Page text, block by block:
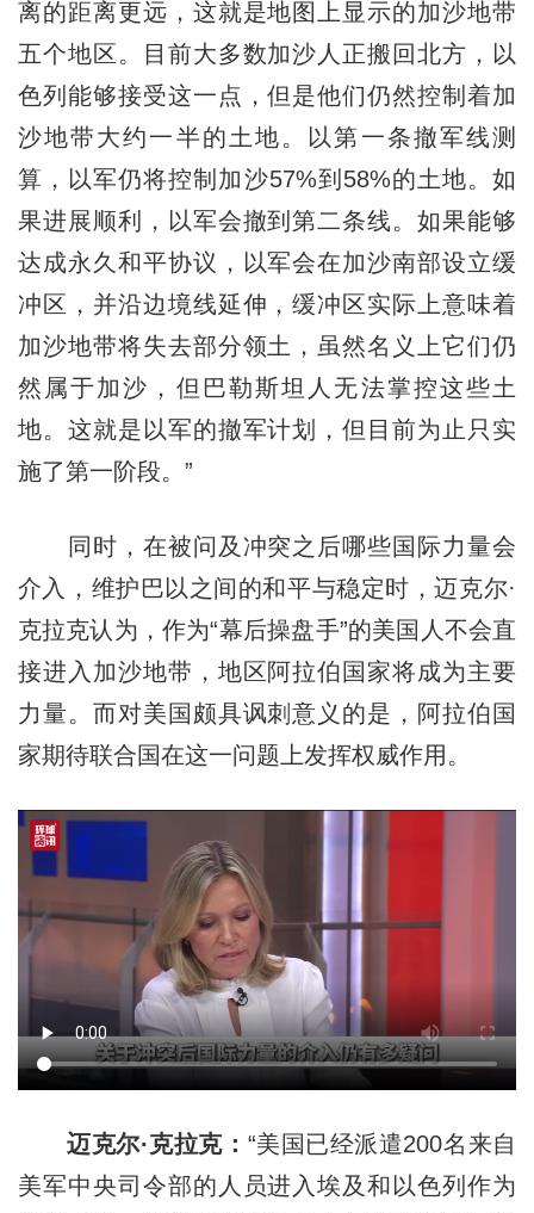
离的距离更远，这就是地图上显示的加沙地带
五个地区。目前大多数加沙人正搬回北方，以
色列能够接受这一点，但是他们仍然控制着加
沙地带大约一半的土地。以第一条撤军线测
算，以军仍将控制加沙57%到58%的土地。如
果进展顺利，以军会撤到第二条线。如果能够
达成永久和平协议，以军会在加沙南部设立缓
冲区，并沿边境线延伸，缓冲区实际上意味着
加沙地带将失去部分领土，虽然名义上它们仍
然属于加沙，但巴勒斯坦人无法掌控这些土
地。这就是以军的撤军计划，但目前为止只实
施了第一阶段。”
同时，在被问及冲突之后哪些国际力量会
介入，维护巴以之间的和平与稳定时，迈克尔·
克拉克认为，作为“幕后操盘手”的美国人不会直
接进入加沙地带，地区阿拉伯国家将成为主要
力量。而对美国颇具讽刺意义的是，阿拉伯国
家期待联合国在这一问题上发挥权威作用。
迈克尔·克拉克： “美国已经派遣200名来自
美军中央司令部的人员进入埃及和以色列作为